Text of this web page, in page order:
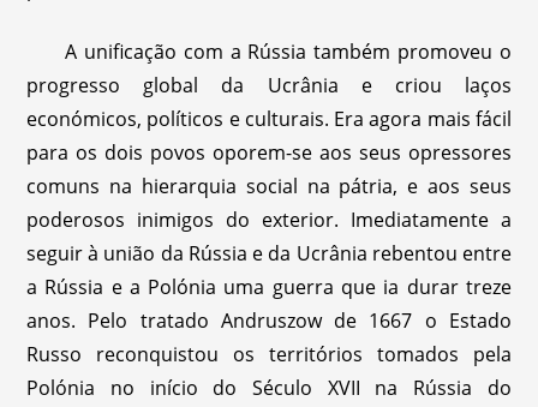
A unificação com a Rússia também promoveu o
progresso global da Ucrânia e criou laços
económicos, políticos e culturais. Era agora mais fácil
para os dois povos oporem-se aos seus opressores
comuns na hierarquia social na pátria, e aos seus
poderosos inimigos do exterior. Imediatamente a
seguir à união da Rússia e da Ucrânia rebentou entre
a Rússia e a Polónia uma guerra que ia durar treze
anos. Pelo tratado Andruszow de 1667 o Estado
Russo reconquistou os territórios tomados pela
Polónia no início do Século XVII na Rússia do